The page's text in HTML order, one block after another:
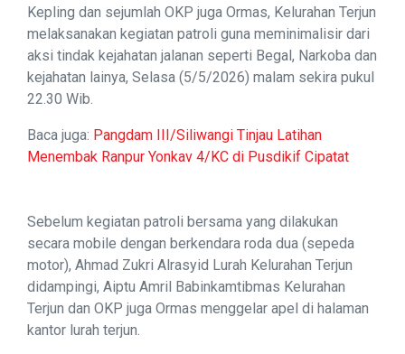
Kepling dan sejumlah OKP juga Ormas, Kelurahan Terjun
melaksanakan kegiatan patroli guna meminimalisir dari
aksi tindak kejahatan jalanan seperti Begal, Narkoba dan
kejahatan lainya, Selasa (5/5/2026) malam sekira pukul
22.30 Wib.
Baca juga: Pangdam III/Siliwangi Tinjau Latihan
Menembak Ranpur Yonkav 4/KC di Pusdikif Cipatat
Sebelum kegiatan patroli bersama yang dilakukan
secara mobile dengan berkendara roda dua (sepeda
motor), Ahmad Zukri Alrasyid Lurah Kelurahan Terjun
didampingi, Aiptu Amril Babinkamtibmas Kelurahan
Terjun dan OKP juga Ormas menggelar apel di halaman
kantor lurah terjun.